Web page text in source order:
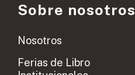
Sobre nosotros
Nosotros
Ferias de Libro